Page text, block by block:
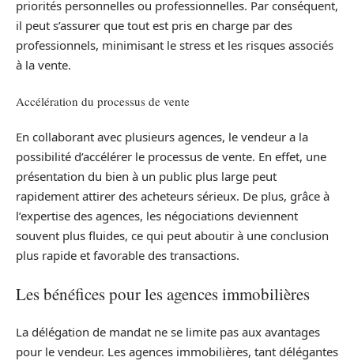
priorités personnelles ou professionnelles. Par conséquent,
il peut s’assurer que tout est pris en charge par des
professionnels, minimisant le stress et les risques associés
à la vente.
Accélération du processus de vente
En collaborant avec plusieurs agences, le vendeur a la
possibilité d’accélérer le processus de vente. En effet, une
présentation du bien à un public plus large peut
rapidement attirer des acheteurs sérieux. De plus, grâce à
l’expertise des agences, les négociations deviennent
souvent plus fluides, ce qui peut aboutir à une conclusion
plus rapide et favorable des transactions.
Les bénéfices pour les agences immobilières
La délégation de mandat ne se limite pas aux avantages
pour le vendeur. Les agences immobilières, tant délégantes